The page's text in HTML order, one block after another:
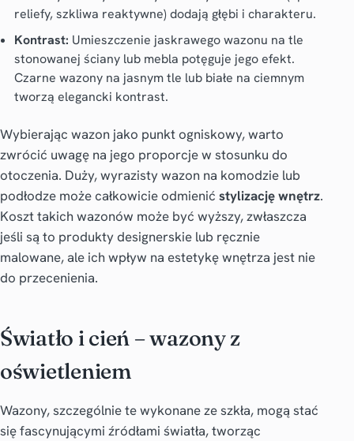
reliefy, szkliwa reaktywne) dodają głębi i charakteru.
Kontrast: Umieszczenie jaskrawego wazonu na tle
stonowanej ściany lub mebla potęguje jego efekt.
Czarne wazony na jasnym tle lub białe na ciemnym
tworzą elegancki kontrast.
Wybierając wazon jako punkt ogniskowy, warto
zwrócić uwagę na jego proporcje w stosunku do
otoczenia. Duży, wyrazisty wazon na komodzie lub
podłodze może całkowicie odmienić stylizację wnętrz.
Koszt takich wazonów może być wyższy, zwłaszcza
jeśli są to produkty designerskie lub ręcznie
malowane, ale ich wpływ na estetykę wnętrza jest nie
do przecenienia.
Światło i cień – wazony z
oświetleniem
Wazony, szczególnie te wykonane ze szkła, mogą stać
się fascynującymi źródłami światła, tworząc